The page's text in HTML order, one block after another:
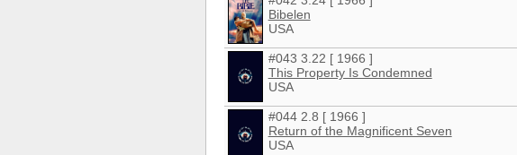
Bibelen
USA
#043 3.22 [ 1966 ]
This Property Is Condemned
USA
#044 2.8 [ 1966 ]
Return of the Magnificent Seven
USA